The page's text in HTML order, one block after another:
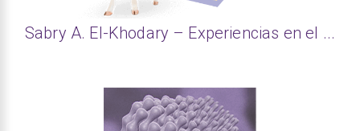
Sabry A. El-Khodary – Experiencias en el ...